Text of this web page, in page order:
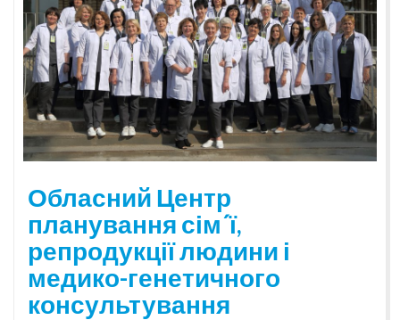
Обласний Центр
планування сім´ї,
репродукції людини і
медико-генетичного
консультування